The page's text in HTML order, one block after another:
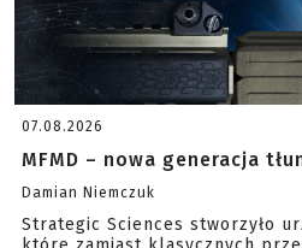
07.08.2026
MFMD – nowa generacja
Damian Niemczuk
Strategic Sciences stworzyło